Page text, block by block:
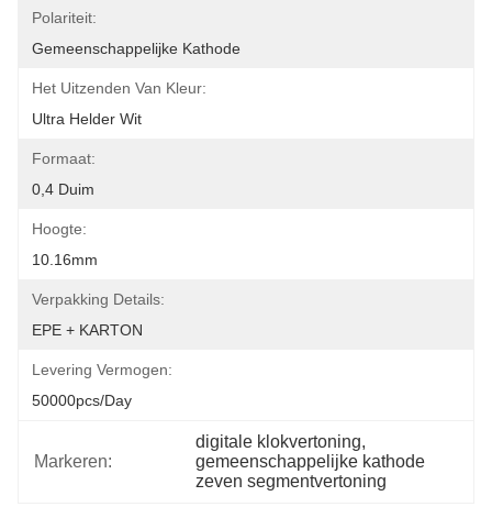
Polariteit:
Gemeenschappelijke Kathode
Het Uitzenden Van Kleur:
Ultra Helder Wit
Formaat:
0,4 Duim
Hoogte:
10.16mm
Verpakking Details:
EPE + KARTON
Levering Vermogen:
50000pcs/day
Markeren:
digitale klokvertoning,
gemeenschappelijke kathode
zeven segmentvertoning